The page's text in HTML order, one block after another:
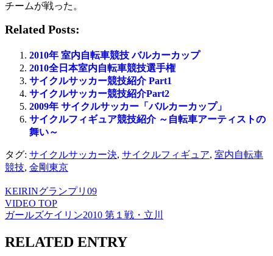
チームが戦った。
Related Posts:
2010年 室内自転車競技 バルカーカップ
2010全日本室内自転車競技選手権
サイクルサッカー競技紹介 Part1
サイクルサッカー競技紹介Part2
2009年 サイクルサッカー「バルカーカップ」
サイクルフィギュア競技紹介 ～自転車アーティストの
舞い～
タグ: サイクルサッカー決, サイクルフィギュア, 室内自転車
競技, 金剛東京
KEIRINグランプリ09
VIDEO TOP
ガールズケイリン2010 第１戦・立川
RELATED ENTRY